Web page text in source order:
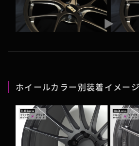
ホイールカラー別装着イメージ